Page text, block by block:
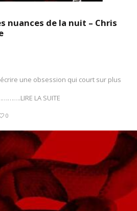
nuances de la nuit – Chris
une obsession qui court sur plus
LA SUITE
0